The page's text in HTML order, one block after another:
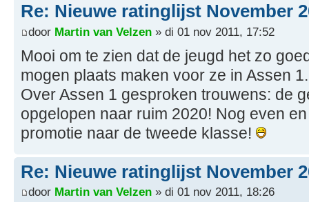
Re: Nieuwe ratinglijst November
door Martin van Velzen » di 01 nov 2011, 17:52
Mooi om te zien dat de jeugd het zo
mogen plaats maken voor ze in Assen
Over Assen 1 gesproken trouwens: de
opgelopen naar ruim 2020! Nog even
promotie naar de tweede klasse!
Re: Nieuwe ratinglijst November
door Martin van Velzen » di 01 nov 2011, 18:26